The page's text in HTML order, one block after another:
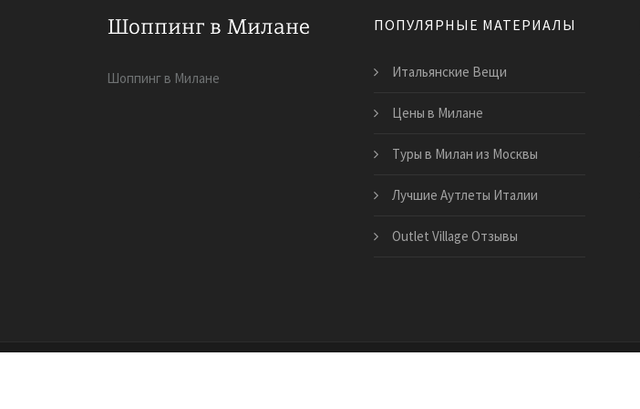
Шоппинг в Милане
ПОПУЛЯРНЫЕ МАТЕРИАЛЫ
Итальянские Вещи
Цены в Милане
Туры в Милан из Москвы
Лучшие Аутлеты Италии
Outlet Village Отзывы